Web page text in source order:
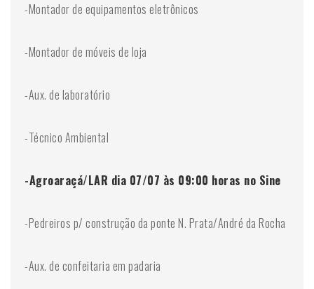
-Montador de equipamentos eletrônicos
-Montador de móveis de loja
-Aux. de laboratório
-Técnico Ambiental
-Agroaraçá/LAR dia 07/07 às 09:00 horas no Sine
-Pedreiros p/ construção da ponte N. Prata/André da Rocha
-Aux. de confeitaria em padaria